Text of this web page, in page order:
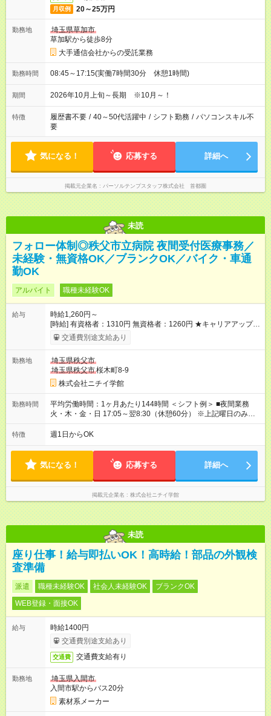
月収例 20～25万円
勤務地
埼玉県草加市
草加駅から徒歩8分
大手通信会社からの受託業務
勤務時間 08:45～17:15(実働7時間30分 休憩1時間)
期間 2026年10月上旬～長期 ※10月～！
特徴 履歴書不要 / 40～50代活躍中 / シフト勤務 / パソコンスキル不
要
気になる！ 応募する 詳細へ
掲載元企業名 パーソルテンプスタッフ株式会社 首都圏
未読
フォロー体制◎秩父市立病院 夜間受付医療事務／
未経験・無資格OK／ブランクOK／バイク・車通
勤OK
アルバイト 職種未経験OK
給与
時給1,260円～
[時給] 有資格者：1310円 無資格者：1260円 ★キャリアアップ制
度あり 進級により給与がアップします！ 【試用期間】試用期間
あり 試用期間の長さ：3ヶ月 雇用形態、給与は本採用時と同じ
交通費別途支給あり
勤務地
埼玉県秩父市
埼玉県秩父市桜木町8-9
株式会社ニチイ学館
勤務時間
平均労働時間：1ヶ月あたり144時間 ＜シフト例＞ ■夜間業務
火・木・金・日 17:05～翌8:30（休憩60分） ※上記曜日のみで
シフトを組みます（原則固定） └上記曜日すべてご対応いた
だける方の募集 ※変形労働時間制（月144時間） ※月10日の勤
間は変動します。 平均労働時間：1ヶ月あたり144時間 ＜シフト
例＞ ■夜間業務 火・木・金・日 17:05～翌8:30（休憩60分） ※
上記曜日のみでシフトを組みます（原則固定） └上記曜日す
べてご対応いただける方の募集 ※変形労働時間制（月144時間）
※月10日の勤務・社会保険加入 ※1か月の暦日数により、勤務日
数・総労働時間は変動します。
特徴 週1日からOK
気になる！ 応募する 詳細へ
掲載元企業名 株式会社ニチイ学館
未読
座り仕事！給与即払いOK！高時給！部品の外観検
査準備
派遣 職種未経験OK 社会人未経験OK
ブランクOK
WEB登録・面接OK
給与
時給1400円
交通費別途支給あり
交通費 交通費支給有り
勤務地
埼玉県入間市
入間市駅からバス20分
素材系メーカー